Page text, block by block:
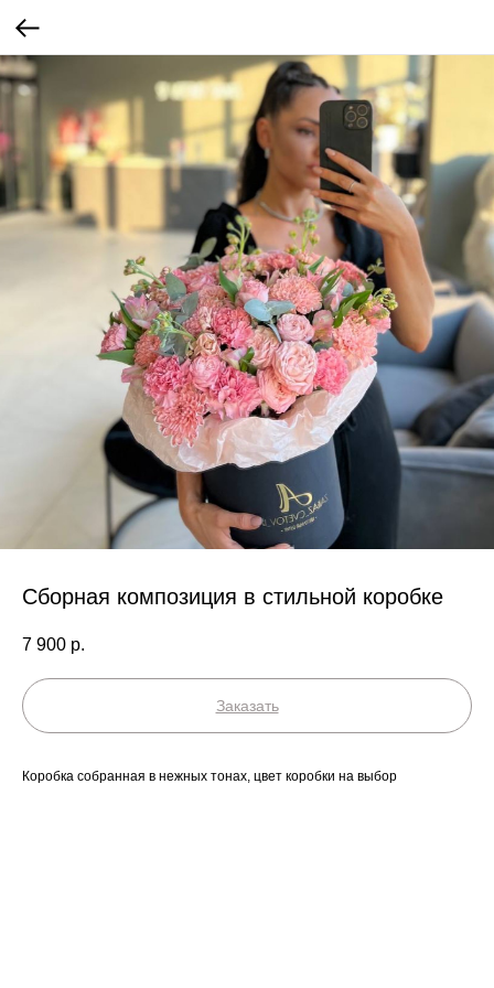
Сборная композиция в стильной коробке
7 900 р.
Заказать
Коробка собранная в нежных тонах, цвет коробки на выбор